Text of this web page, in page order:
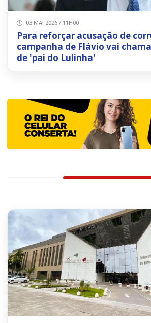
03 MAI 2026 / 11H00
Para reforçar acusação de
campanha de Flávio vai
de 'pai do Lulinha'